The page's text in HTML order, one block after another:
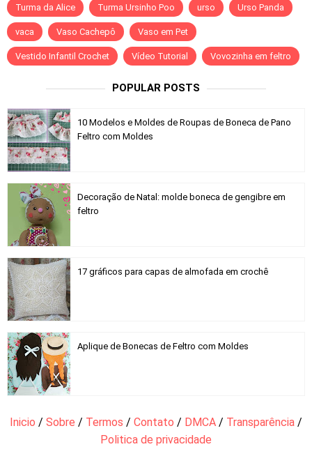
Turma da Alice Turma Ursinho Poo urso Urso Panda
vaca Vaso Cachepô Vaso em Pet
Vestido Infantil Crochet Vídeo Tutorial Vovozinha em feltro
POPULAR POSTS
10 Modelos e Moldes de Roupas de Boneca de Pano
Feltro com Moldes
Decoração de Natal: molde boneca de gengibre em
feltro
17 gráficos para capas de almofada em crochê
Aplique de Bonecas de Feltro com Moldes
Inicio / Sobre / Termos / Contato / DMCA / Transparência /
Politica de privacidade